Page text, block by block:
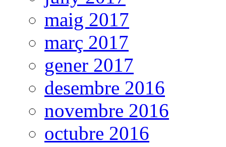
maig 2017
març 2017
gener 2017
desembre 2016
novembre 2016
octubre 2016